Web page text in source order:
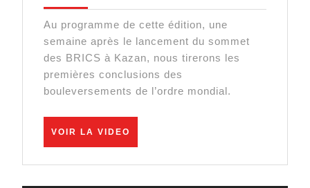
Occident
:
l’heure
du
bilan
Au programme de cette édition, une
semaine après le lancement du sommet
des BRICS à Kazan, nous tirerons les
premières conclusions des
bouleversements de l’ordre mondial.
VOIR LA VIDEO